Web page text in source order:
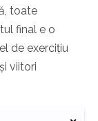
toate
final e o
de exercițiu
viitori